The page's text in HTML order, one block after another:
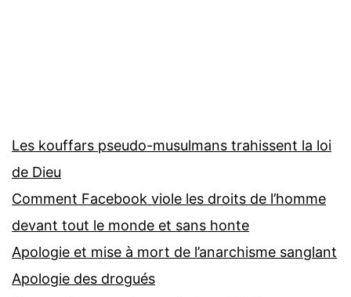
Les kouffars pseudo-musulmans trahissent la loi
de Dieu
Comment Facebook viole les droits de l’homme
devant tout le monde et sans honte
Apologie et mise à mort de l’anarchisme sanglant
Apologie des drogués